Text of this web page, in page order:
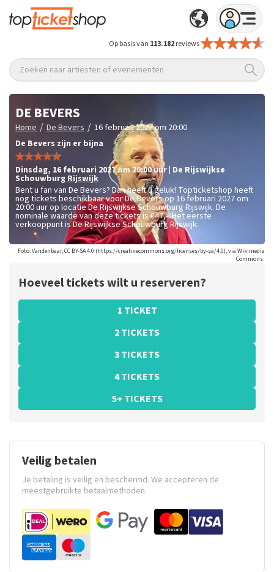
Op basis van 113.182reviews
Zoeken naar artiesten of evenementen
DE BEVERS
Home / De Bevers / 16 februari 2027 om 20:00
De Bevers zijn er bijna
dinsdag, 16 februari 2027 om 20:00uur De Rijswijkse
SchouwburgRijswijk
Bent u fan van De Bevers? Dan heeft u geluk! Topticketshop heeft
nog tickets beschikbaar voor De Bevers op 16 februari 2027 om
20:00 uur op locatie De Rijswijkse Schouwburg Rijswijk. De
nominale waarde van deze tickets is€47,-. Het eerste
verkooppunt is De Rijswijkse Schouwburg Rijswijk.
Foto: Vandenbaar, CC BY-SA 4.0 (https://creativecommons.org/licenses/by-sa/4.0), via Wikimedia
Commons
Hoeveel tickets wilt u reserveren?
1 TICKET
2 TICKETS
3 TICKETS
4 TICKETS
5+ TICKETS
Veilig betalen
Je betaling is veilig en beschermd. We accepteren de
meestgebruikte betaalmethoden.